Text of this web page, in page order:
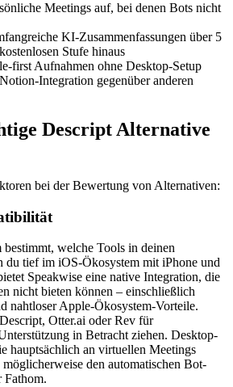
Meetings auf, bei denen Bots nicht
KI-Zusammenfassungen über 5
Stufe hinaus
first Aufnahmen ohne Desktop-Setup
Integration gegenüber anderen
Descript Alternative
bei der Bewertung von Alternativen:
welche Tools in deinen
du tief im iOS-Ökosystem mit iPhone und
Speakwise eine native Integration, die
nicht bieten können – einschließlich
nahtloser Apple-Ökosystem-Vorteile.
Otter.ai oder Rev für
in Betracht ziehen. Desktop-
hauptsächlich an virtuellen Meetings
den automatischen Bot-
Fathom.